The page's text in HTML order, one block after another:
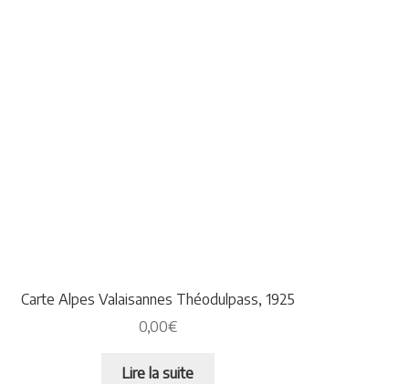
Carte Alpes Valaisannes Théodulpass, 1925
0,00€
Lire la suite